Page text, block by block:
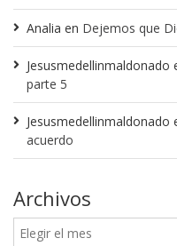
Analia en Dejemos que
Jesusmedellinmaldonado
parte 5
Jesusmedellinmaldonado
acuerdo
Archivos